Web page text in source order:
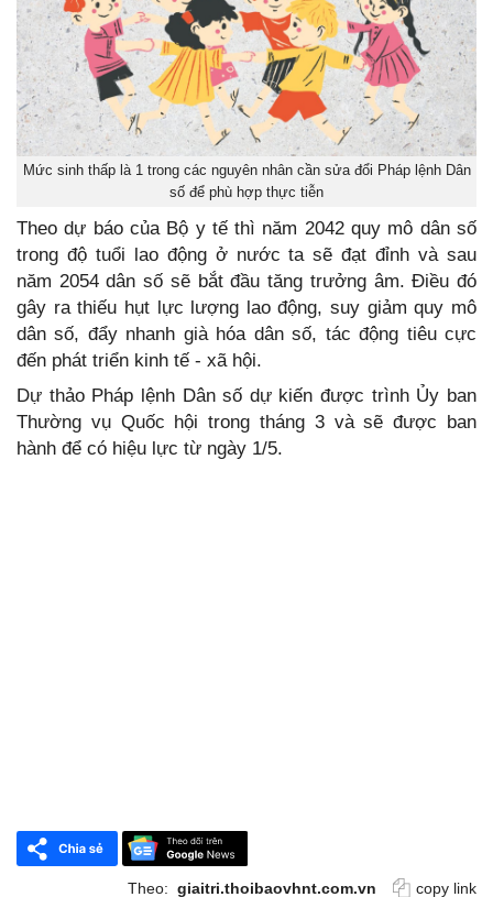
Mức sinh thấp là 1 trong các nguyên nhân cần sửa đổi Pháp lệnh Dân
số để phù hợp thực tiễn
Theo dự báo của Bộ y tế thì năm 2042 quy mô dân số
trong độ tuổi lao động ở nước ta sẽ đạt đỉnh và sau
năm 2054 dân số sẽ bắt đầu tăng trưởng âm. Điều đó
gây ra thiếu hụt lực lượng lao động, suy giảm quy mô
dân số, đẩy nhanh già hóa dân số, tác động tiêu cực
đến phát triển kinh tế - xã hội.
Dự thảo Pháp lệnh Dân số dự kiến được trình Ủy ban
Thường vụ Quốc hội trong tháng 3 và sẽ được ban
hành để có hiệu lực từ ngày 1/5.
Theo: giaitri.thoibaovhnt.com.vn copy link